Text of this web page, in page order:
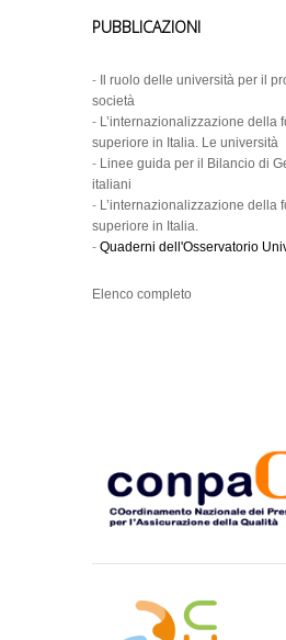
PUBBLICAZIONI
-
Il ruolo delle università per il
società
- L’internazionalizzazione della
superiore in Italia. Le università
- Linee guida per il Bilancio di
italiani
- L’internazionalizzazione della
superiore in Italia.
- Quaderni dell'Osservatorio
Elenco completo